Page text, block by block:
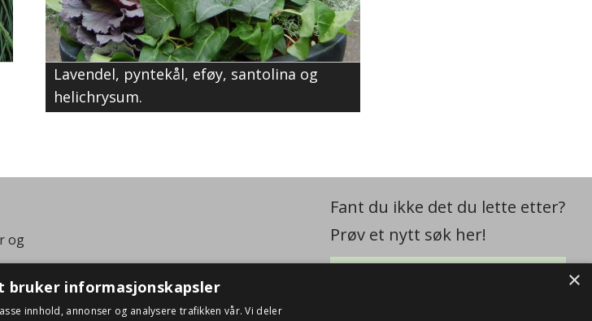
Lavendel, pyntekål, eføy, santolina og
helichrysum.
og
Fant du ikke det du lette etter?
Prøv et nytt søk her!
×
informasjonskapsler
innhold, annonser og analysere trafikken vår. Vi deler